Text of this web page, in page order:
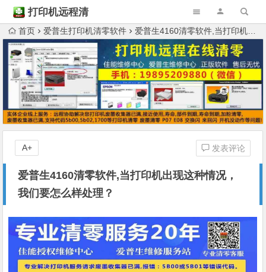
打印机远程清
零首页 爱普生打印机清零软件 爱普生4160清零软件,当打印机出现这种情况，我们要怎么样处理？
爱普生4160清零软件,当打印机出现这种情况，
我们要怎么样处理？
发表评论
A+